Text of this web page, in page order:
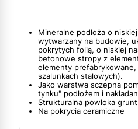
Mineralne podłoża o
wytwarzany na budowie,
pokrytych folią, o niskiej
betonowe stropy z
elementy
szalunkach stalowych).
Jako warstwa sczepna
tynku" podłożem i
Strukturalna powłoka
Na pokrycia ceramiczne